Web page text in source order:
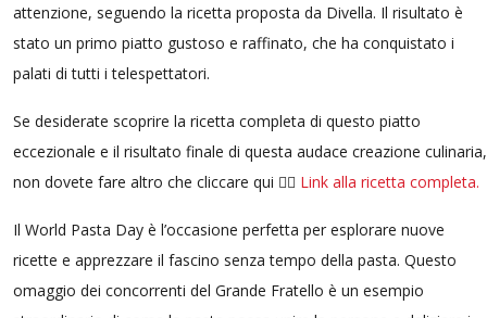
attenzione, seguendo la ricetta proposta da Divella. Il risultato è
stato un primo piatto gustoso e raffinato, che ha conquistato i
palati di tutti i telespettatori.
Se desiderate scoprire la ricetta completa di questo piatto
eccezionale e il risultato finale di questa audace creazione culinaria,
non dovete fare altro che cliccare qui 👉🏼 Link alla ricetta completa.
Il World Pasta Day è l’occasione perfetta per esplorare nuove
ricette e apprezzare il fascino senza tempo della pasta. Questo
omaggio dei concorrenti del Grande Fratello è un esempio